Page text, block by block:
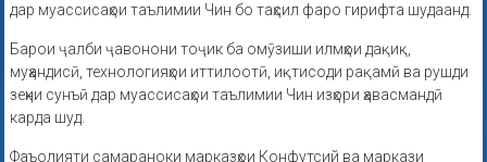
дар муассисаҳои таълимии Чин бо таҳсил фаро гирифта шудаанд.
Барои ҷалби ҷавонони тоҷик ба омӯзиши илмҳои дақиқ,
муҳандисӣ, технологияҳои иттилоотӣ, иқтисоди рақамӣ ва рушди
зеҳни сунъӣ дар муассисаҳои таълимии Чин изҳори ҳавасмандӣ
карда шуд.
Фаъолияти самараноки марказҳои Конфутсий ва маркази